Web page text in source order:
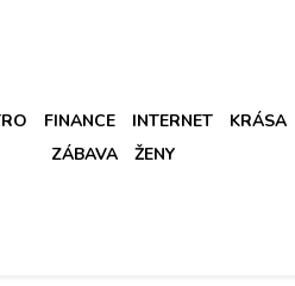
FINANCE INTERNET KRÁSA
ZÁBAVA
ŽENY